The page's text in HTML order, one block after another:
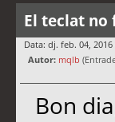
El teclat no
Data: dj. feb. 04,
Autor: mqlb
Bon